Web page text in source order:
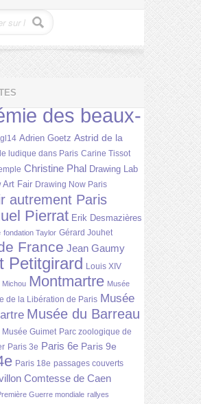
des beaux-
Adrien Goetz Astrid de la
ludique dans Paris Carine Tissot
Christine Phal Drawing Lab
Art Fair Drawing Now Paris
autrement Paris
Pierrat Erik Desmazières
fondation Taylor Gérard Jouhet
France Jean Gaumy
Petitgirard Louis XIV
Michou Montmartre Musée
de la Libération de Paris Musée
Musée du Barreau
Musée Guimet Parc zoologique de
Paris 3e Paris 6e Paris 9e
Paris 18e passages couverts
Comtesse de Caen
Guerre mondiale rallyes